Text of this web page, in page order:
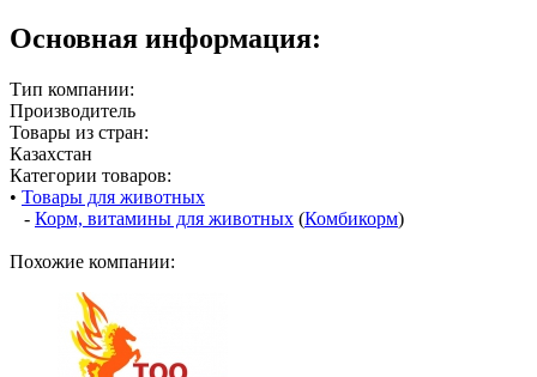
Основная информация:
Тип компании:
Производитель
Товары из стран:
Казахстан
Категории товаров:
• Товары для животных
- Корм, витамины для животных (Комбикорм)
Похожие компании: